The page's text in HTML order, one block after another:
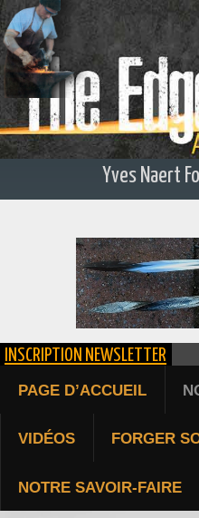
Yves Naert
ÉPIEU DE
INSCRIPTION NEWSLETTER
PAGE D’ACCUEIL
VIDÉOS FORGER
NOTRE SAVOIR-FAIRE
COUTEAUX DE